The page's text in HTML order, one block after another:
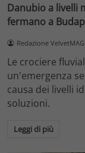
Danubio a livelli
fermano a
Redazione VelvetMAG
Le crociere
un'emergenza
causa dei livelli
soluzioni.
Leggi di più